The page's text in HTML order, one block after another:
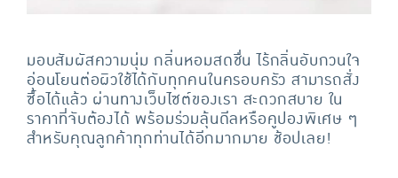
มอบสัมผัสความนุ่ม กลิ่นหอมสดชื่น ไร้กลิ่นอับกวนใจ
อ่อนโยนต่อผิวใช้ได้กับทุกคนในครอบครัว สามารถสั่ง
ซื้อได้แล้ว ผ่านทางเว็บไซต์ของเรา สะดวกสบาย ใน
ราคาที่จับต้องได้ พร้อมร่วมลุ้นดีลหรือคูปองพิเศษ ๆ
สำหรับคุณลูกค้าทุกท่านได้อีกมากมาย ช้อปเลย!